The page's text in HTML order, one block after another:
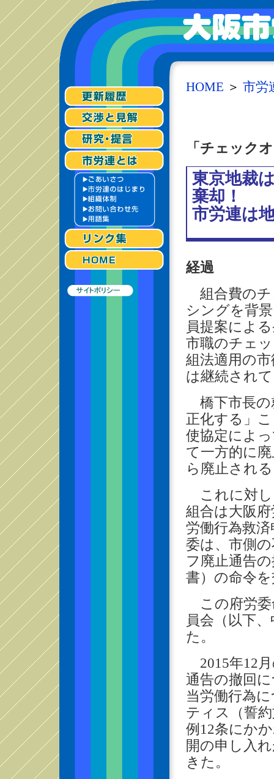
HOME ＞ 市労
「チェック
東京地裁
棄却！
市労連は
経過
組合費のチ
シングを背
員提案によ
市職のチェ
組法適用の
は継続され
橋下市長の
正化する」
使協定によ
て一方的に
ら廃止され
これに対し
組合は大阪
労働行為救
委は、市側
フ廃止通告
書）の命令
この府労委
員会（以下
た。
2015年12
通告の撤回
当労働行為
ティス（誓
例12条にか
開の申し入
きた。